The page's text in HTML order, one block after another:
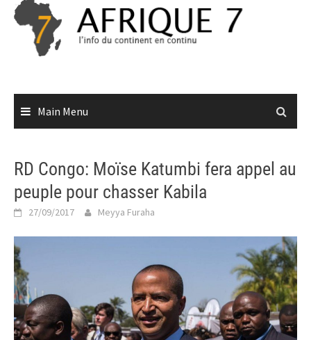
Skip
content
Main Menu
RD Congo: Moïse Katumbi fera appel au
peuple pour chasser Kabila
27/09/2017 Meyya Furaha